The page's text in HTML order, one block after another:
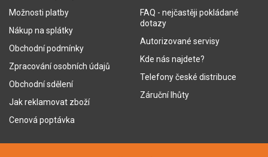
Možnosti platby
Nákup na splátky
Obchodní podmínky
Zpracování osobních údajů
Obchodní sdělení
Jak reklamovat zboží
Cenová poptávka
FAQ - nejčastěji pokládané
dotazy
Autorizované servisy
Kde nás najdete?
Telefony české distribuce
Záruční lhůty